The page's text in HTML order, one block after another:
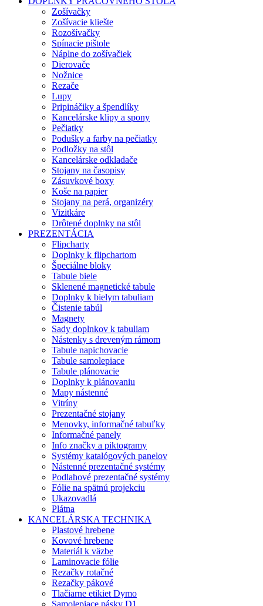
Zošívačky
Zošívacie kliešte
Rozošívačky
Spínacie pištole
Náplne do zošívačiek
Dierovače
Nožnice
Rezače
Lupy
Pripináčiky a špendlíky
Kancelárske klipy a spony
Pečiatky
Podušky a farby na pečiatky
Podložky na stôl
Kancelárske odkladače
Stojany na časopisy
Zásuvkové boxy
Koše na papier
Stojany na perá, organizéry
Vizitkáre
Drôtené doplnky na stôl
PREZENTÁCIA
Flipcharty
Doplnky k flipchartom
Špeciálne bloky
Tabule biele
Sklenené magnetické tabule
Doplnky k bielym tabuliam
Čistenie tabúl
Magnety
Sady doplnkov k tabuliam
Nástenky s dreveným rámom
Tabule napichovacie
Tabule samolepiace
Tabule plánovacie
Doplnky k plánovaniu
Mapy nástenné
Vitríny
Prezentačné stojany
Menovky, informačné tabuľky
Informačné panely
Info značky a piktogramy
Systémy katalógových panelov
Nástenné prezentačné systémy
Podlahové prezentačné systémy
Fólie na spätnú projekciu
Ukazovadlá
Plátna
KANCELÁRSKA TECHNIKA
Plastové hrebene
Kovové hrebene
Materiál k väzbe
Laminovacie fólie
Rezačky rotačné
Rezačky pákové
Tlačiarne etikiet Dymo
Samolepiace pásky D1